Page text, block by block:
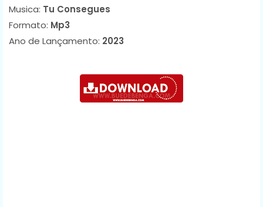
Musica: Tu Consegues
Formato: Mp3
Ano de Lançamento: 2023